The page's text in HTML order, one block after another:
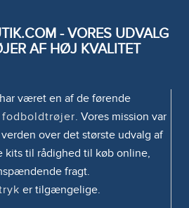
- VORES UDVALG
AF HØJ KVALITET
været en af de førende
fodboldtrøjer. Vores mission var
over det største udvalg af
kits til rådighed til køb online,
fragt.
er tilgængelige.